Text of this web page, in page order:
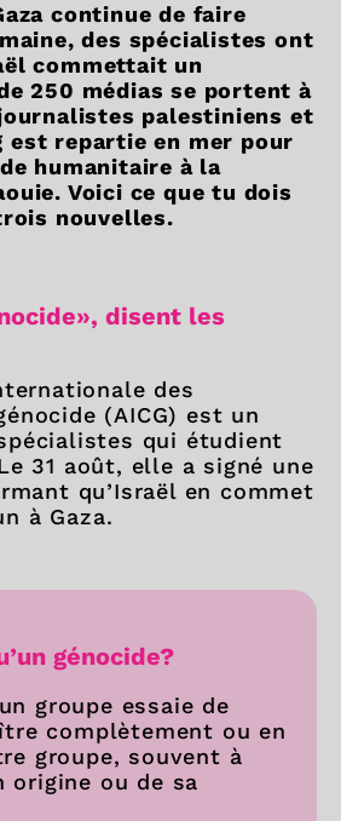
continue de faire
des spécialistes ont
commettait un
250 médias se portent à
palestiniens et
est repartie en mer pour
humanitaire à la
Voici ce que tu dois
nouvelles.
disent les
des
(AICG) est un
qui étudient
31 août, elle a signé une
qu’Israël en commet
à Gaza.
génocide?
groupe essaie de
complètement ou en
groupe, souvent à
origine ou de sa